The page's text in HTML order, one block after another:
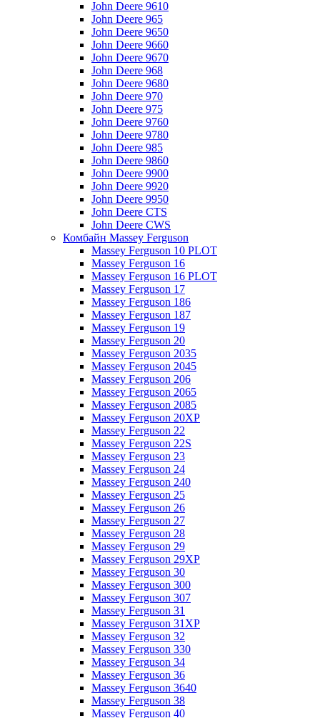
John Deere 9610
John Deere 965
John Deere 9650
John Deere 9660
John Deere 9670
John Deere 968
John Deere 9680
John Deere 970
John Deere 975
John Deere 9760
John Deere 9780
John Deere 985
John Deere 9860
John Deere 9900
John Deere 9920
John Deere 9950
John Deere CTS
John Deere CWS
Комбайн Massey Ferguson
Massey Ferguson 10 PLOT
Massey Ferguson 16
Massey Ferguson 16 PLOT
Massey Ferguson 17
Massey Ferguson 186
Massey Ferguson 187
Massey Ferguson 19
Massey Ferguson 20
Massey Ferguson 2035
Massey Ferguson 2045
Massey Ferguson 206
Massey Ferguson 2065
Massey Ferguson 2085
Massey Ferguson 20XP
Massey Ferguson 22
Massey Ferguson 22S
Massey Ferguson 23
Massey Ferguson 24
Massey Ferguson 240
Massey Ferguson 25
Massey Ferguson 26
Massey Ferguson 27
Massey Ferguson 28
Massey Ferguson 29
Massey Ferguson 29XP
Massey Ferguson 30
Massey Ferguson 300
Massey Ferguson 307
Massey Ferguson 31
Massey Ferguson 31XP
Massey Ferguson 32
Massey Ferguson 330
Massey Ferguson 34
Massey Ferguson 36
Massey Ferguson 3640
Massey Ferguson 38
Massey Ferguson 40